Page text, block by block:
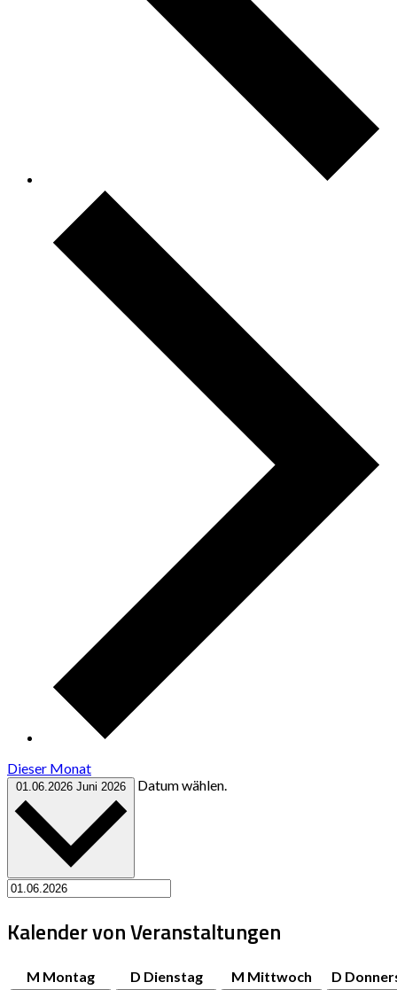
Dieser Monat
01.06.2026 Juni 2026 Datum wählen.
Kalender von Veranstaltungen
M Montag D Dienstag M Mittwoch D